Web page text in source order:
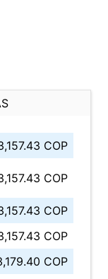
COP
COP
COP
COP
COP